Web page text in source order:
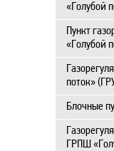
«Голубой
Пункт
«Голубой
поток»
Блочные
ГРПШ